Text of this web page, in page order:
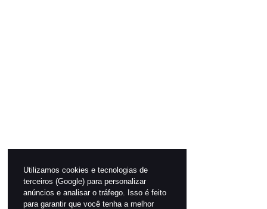
Utilizamos cookies e tecnologias de
terceiros (Google) para personalizar
anúncios e analisar o tráfego. Isso é feito
para garantir que você tenha a melhor